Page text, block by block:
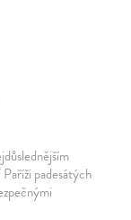
padesátých